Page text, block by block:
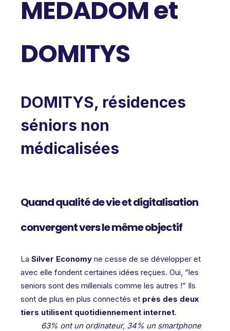
MEDADOM et
DOMITYS
DOMITYS, résidences
séniors non
médicalisées
Quand qualité de vie et digitalisation
convergent vers le même objectif
La Silver Economy ne cesse de se développer et
avec elle fondent certaines idées reçues. Oui, “les
seniors sont des millenials comme les autres !” Ils
sont de plus en plus connectés et près des deux
tiers utilisent quotidiennement internet.
63% ont un ordinateur, 34% un smartphone